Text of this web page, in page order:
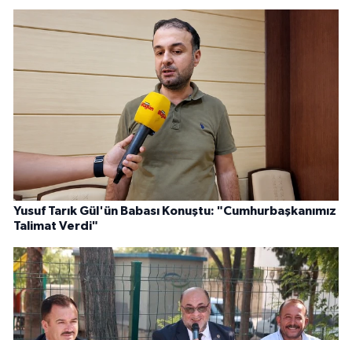
Yusuf Tarık Gül'ün Babası Konuştu: "Cumhurbaşkanımız
Talimat Verdi"